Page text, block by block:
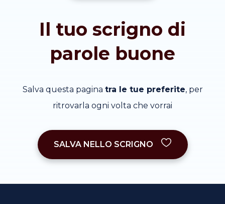
Il tuo scrigno di
parole buone
Salva questa pagina tra le tue preferite, per
ritrovarla ogni volta che vorrai
SALVA NELLO SCRIGNO